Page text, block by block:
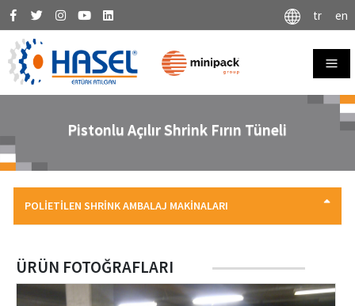
tr en
Pistonlu Açılır Shrink Fırın Tüneli
POLİETİLEN SHRİNK AMBALAJ MAKİNALARI
ÜRÜN FOTOĞRAFLARI